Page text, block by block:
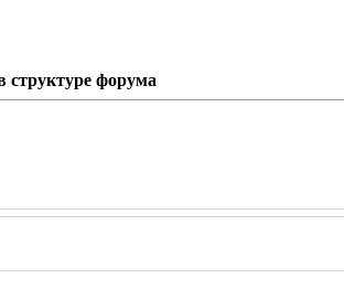
форума